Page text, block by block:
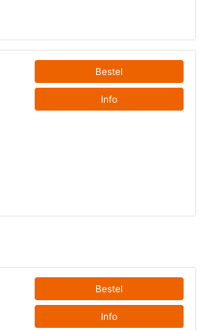
Bestel
Info
Bestel
Info